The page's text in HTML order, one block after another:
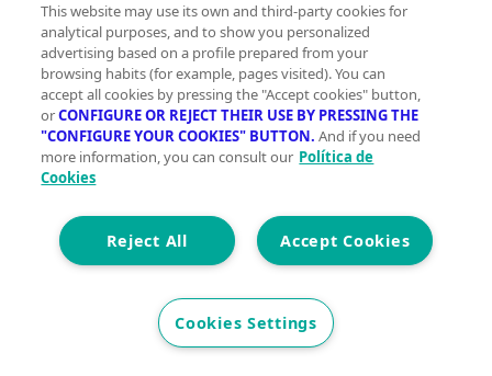
Favoritos Compartir
Contacta con la inmobiliaria
This website may use its own and third-party cookies for
analytical purposes, and to show you personalized
advertising based on a profile prepared from your
browsing habits (for example, pages visited). You can
accept all cookies by pressing the "Accept cookies" button,
orCONFIGURE OR REJECT THEIR USE BY PRESSING THE
"CONFIGURE YOUR COOKIES" BUTTON. And if you need
more information, you can consult our Política de
Cookies
Accept Cookies
Reject All
Cookies Settings